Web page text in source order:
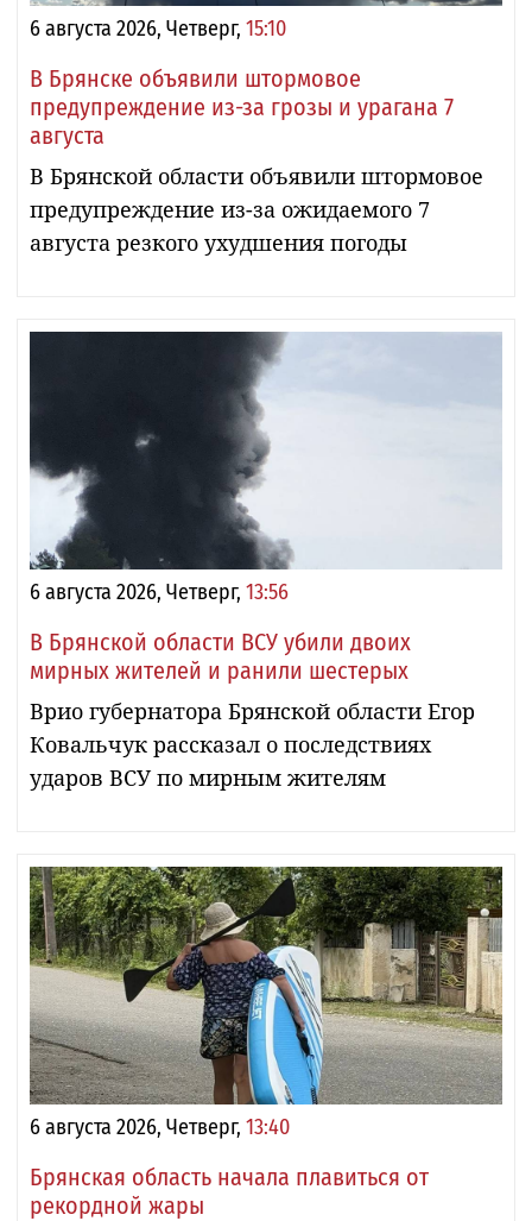
6 августа 2026, Четверг, 15:10
В Брянске объявили штормовое
предупреждение из-за грозы и урагана 7
августа
В Брянской области объявили штормовое
предупреждение из-за ожидаемого 7
августа резкого ухудшения погоды
6 августа 2026, Четверг, 13:56
В Брянской области ВСУ убили двоих
мирных жителей и ранили шестерых
Врио губернатора Брянской области Егор
Ковальчук рассказал о последствиях
ударов ВСУ по мирным жителям
6 августа 2026, Четверг, 13:40
Брянская область начала плавиться от
рекордной жары